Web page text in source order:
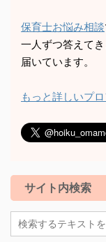
保育士お悩み相談
一人ずつ答えて
届いています。
もっと詳しいプ
サイト内検索